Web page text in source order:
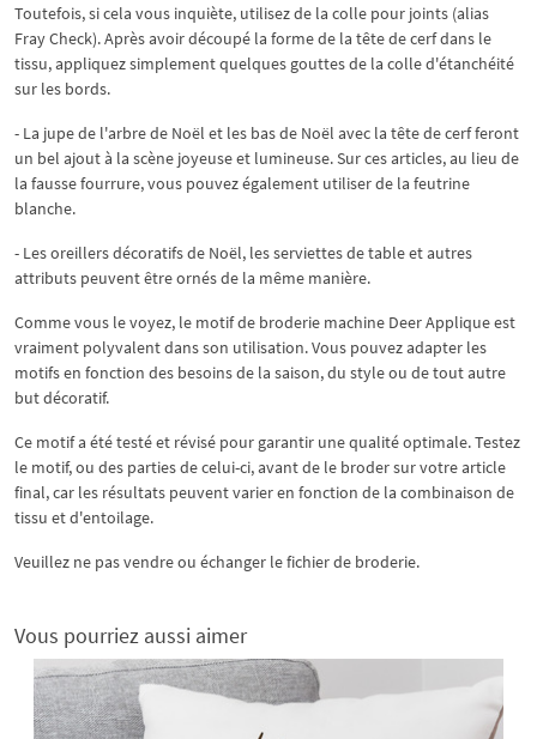
Toutefois, si cela vous inquiète, utilisez de la colle pour joints (alias
Fray Check). Après avoir découpé la forme de la tête de cerf dans le
tissu, appliquez simplement quelques gouttes de la colle d'étanchéité
sur les bords.
- La jupe de l'arbre de Noël et les bas de Noël avec la tête de cerf feront
un bel ajout à la scène joyeuse et lumineuse. Sur ces articles, au lieu de
la fausse fourrure, vous pouvez également utiliser de la feutrine
blanche.
- Les oreillers décoratifs de Noël, les serviettes de table et autres
attributs peuvent être ornés de la même manière.
Comme vous le voyez, le motif de broderie machine Deer Applique est
vraiment polyvalent dans son utilisation. Vous pouvez adapter les
motifs en fonction des besoins de la saison, du style ou de tout autre
but décoratif.
Ce motif a été testé et révisé pour garantir une qualité optimale. Testez
le motif, ou des parties de celui-ci, avant de le broder sur votre article
final, car les résultats peuvent varier en fonction de la combinaison de
tissu et d'entoilage.
Veuillez ne pas vendre ou échanger le fichier de broderie.
Vous pourriez aussi aimer